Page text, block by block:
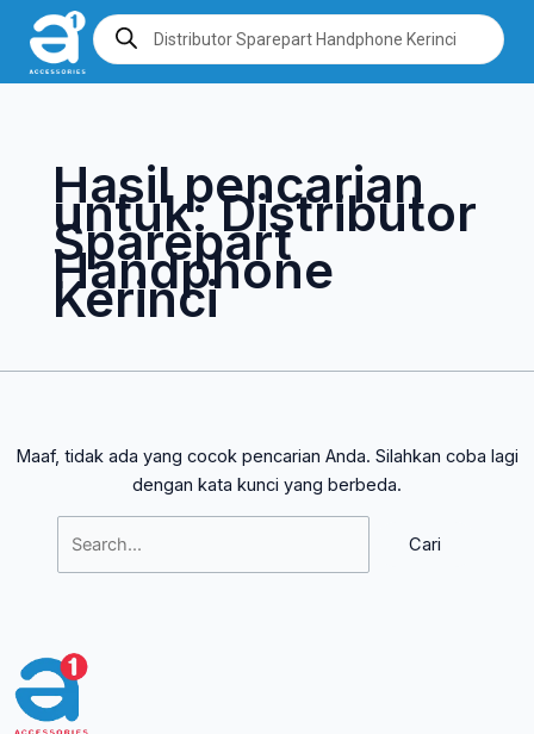
Lewati
konten
Products
search
Hasil pencarian
untuk:Distributor
Sparepart
Handphone
Kerinci
Maaf, tidak ada yang cocok pencarian Anda. Silahkan coba lagi
dengan kata kunci yang berbeda.
Cari
untuk: